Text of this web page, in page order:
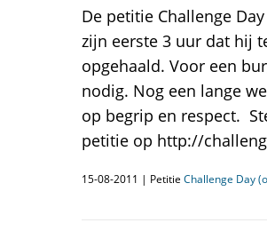
De petitie Challenge
zijn eerste 3 uur dat hij
opgehaald. Voor een
nodig. Nog een lange
op begrip en respect.
petitie op http://
15-08-2011 | Petitie Challenge Day